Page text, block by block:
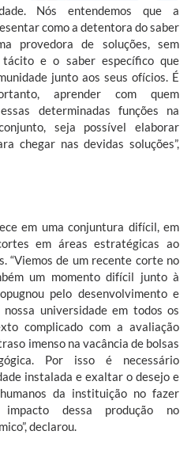
Nós entendemos que a
como a detentora do saber
provedora de soluções, sem
tácito e o saber específico que
junto aos seus ofícios. É
aprender com quem
determinadas funções na
seja possível elaborar
chegar nas devidas soluções”,
em uma conjuntura difícil, em
em áreas estratégicas ao
“Viemos de um recente corte no
um momento difícil junto à
pelo desenvolvimento e
universidade em todos os
complicado com a avaliação
imenso na vacância de bolsas
Por isso é necessário
instalada e exaltar o desejo e
da instituição no fazer
dessa produção no
declarou.